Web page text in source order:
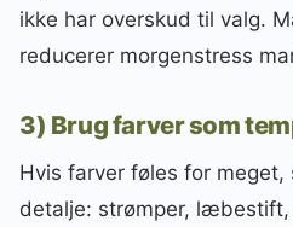
ikke har overskud til valg.
reducerer morgenstress
3) Brug farver som
Hvis farver føles for
detalje: strømper,